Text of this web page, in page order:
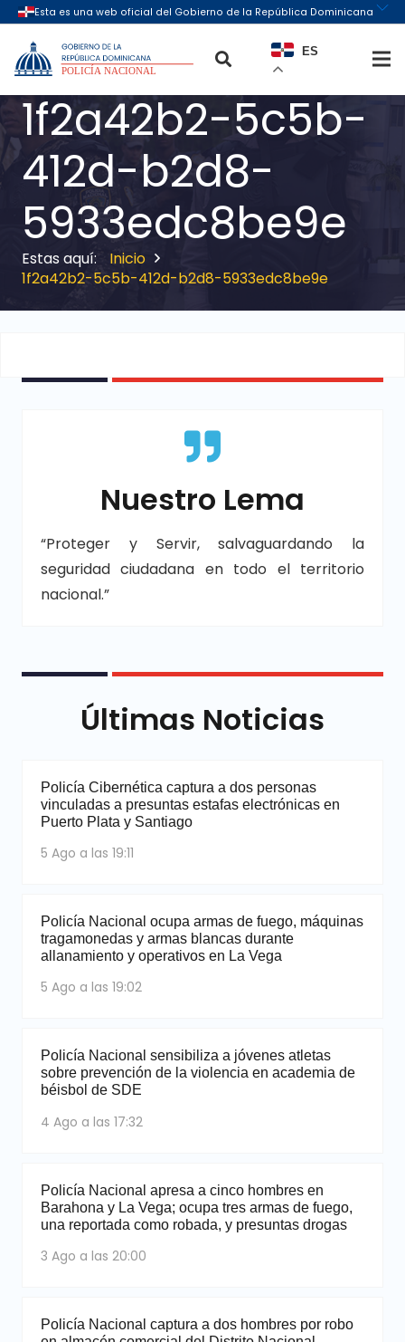
ES
1f2a42b2-5c5b-
412d-b2d8-
5933edc8be9e
Inicio
1f2a42b2-5c5b-412d-b2d8-5933edc8be9e
Nuestro Lema
“Proteger y Servir, salvaguardando la
seguridad ciudadana en todo el territorio
nacional.”
Últimas Noticias
Policía Cibernética captura a dos personas
vinculadas a presuntas estafas electrónicas en
Puerto Plata y Santiago
5 Ago a las 19:11
Policía Nacional ocupa armas de fuego, máquinas
tragamonedas y armas blancas durante
allanamiento y operativos en La Vega
5 Ago a las 19:02
Policía Nacional sensibiliza a jóvenes atletas
sobre prevención de la violencia en academia de
béisbol de SDE
4 Ago a las 17:32
Policía Nacional apresa a cinco hombres en
Barahona y La Vega; ocupa tres armas de fuego,
una reportada como robada, y presuntas drogas
3 Ago a las 20:00
Policía Nacional captura a dos hombres por robo